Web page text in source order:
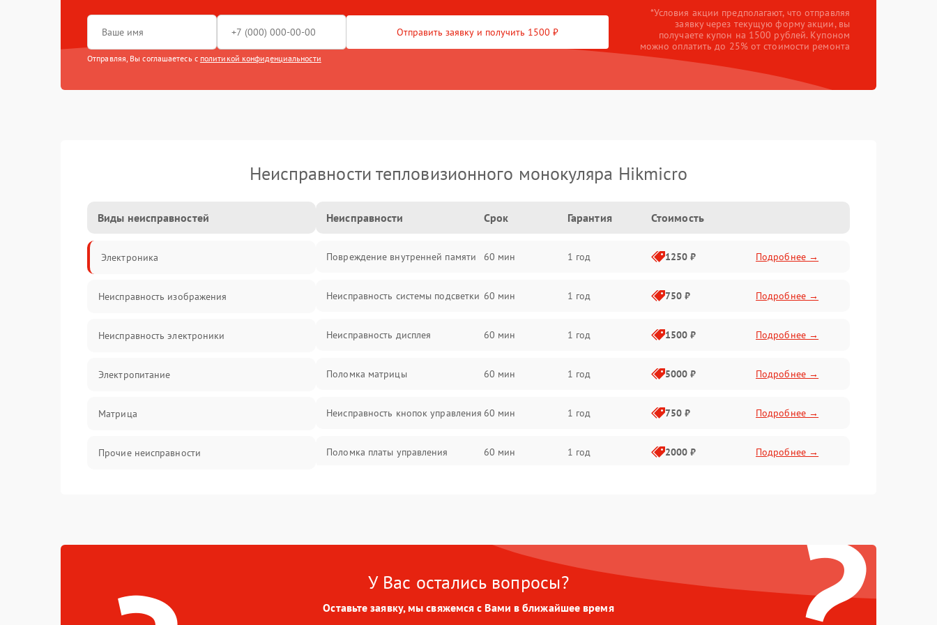
Отправить заявку и получить 1500 ₽
Отправляя, Вы соглашаетесь с политикой конфиденциальности
*Условия акции предполагают, что отправляя
заявку через текущую форму акции, вы
получаете купон на 1500 рублей. Купоном
можно оплатить до 25% от стоимости ремонта
Неисправности тепловизионного монокуляра Hikmicro
Виды неисправностей
Электроника
Неисправность изображения
Неисправность электроники
Электропитание
Матрица
Прочие неисправности
Оптика
Неисправности Срок Гарантия Стоимость
Повреждение внутренней памяти 60 мин 1 год 1250 ₽ Подробнее →
Неисправность системы подсветки 60 мин 1 год 750 ₽ Подробнее →
Неисправность дисплея 60 мин 1 год 1500 ₽ Подробнее →
Поломка матрицы 60 мин 1 год 5000 ₽ Подробнее →
Неисправность кнопок управления 60 мин 1 год 750 ₽ Подробнее →
Поломка платы управления 60 мин 1 год 2000 ₽ Подробнее →
Поломка разъема для зарядки 60 мин 1 год 500 ₽
Подробнее →
У Вас остались вопросы?
Оставьте заявку, мы свяжемся с Вами в ближайшее время